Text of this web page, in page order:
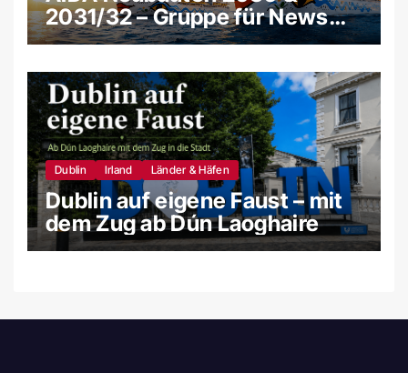
2031/32 – Gruppe für News
und Gerüchte
Dublin Irland Länder & Häfen
Dublin auf eigene Faust – mit
dem Zug ab Dún Laoghaire